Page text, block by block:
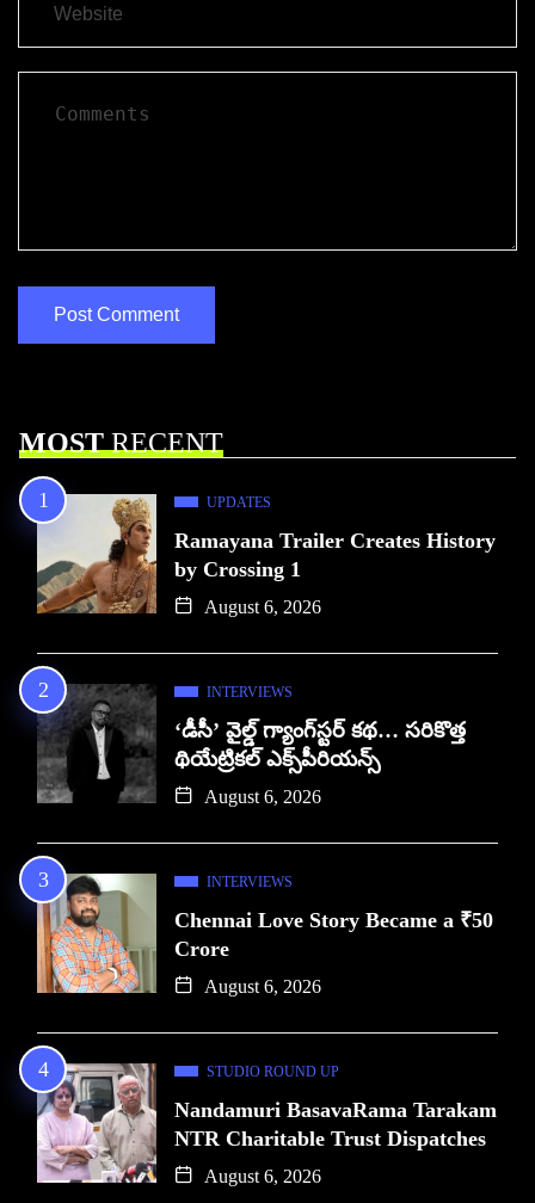
MOSTRECENT
UPDATES
Ramayana Trailer Creates History
by Crossing 1
August 6, 2026
INTERVIEWS
‘డీసీ’ వైల్డ్ గ్యాంగ్‌స్టర్ కథ… సరికొత్త
థియేట్రికల్ ఎక్స్‌పీరియన్స్
August 6, 2026
INTERVIEWS
Chennai Love Story Became a ₹50
Crore
August 6, 2026
STUDIO ROUND UP
Nandamuri BasavaRama Tarakam
NTR Charitable Trust Dispatches
August 6, 2026